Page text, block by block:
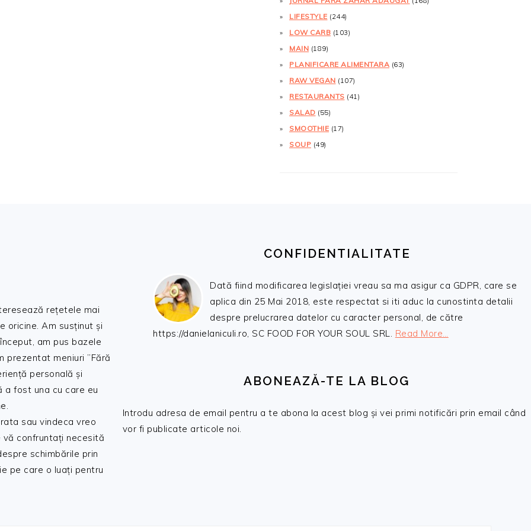
LIFESTYLE (244)
LOW CARB (103)
MAIN (189)
PLANIFICARE ALIMENTARA (63)
RAW VEGAN (107)
RESTAURANTS (41)
SALAD (55)
SMOOTHIE (17)
SOUP (49)
rețetele mai
oricine. Am susținut și
am pus bazele
prezentat meniuri ”Fără
personală și
a fost una cu care eu
sau vindeca vreo
confruntați necesită
schimbările prin
pe care o luați pentru
CONFIDENTIALITATE
Dată fiind modificarea legislației vreau sa ma asigur ca GDPR, care se
aplica din 25 Mai 2018, este respectat si iti aduc la cunostinta detalii
despre prelucrarea datelor cu caracter personal, de către
https://danielaniculi.ro, SC FOOD FOR YOUR SOUL SRL. Read More…
ABONEAZĂ-TE LA BLOG
Introdu adresa de email pentru a te abona la acest blog și vei primi notificări prin email când
vor fi publicate articole noi.